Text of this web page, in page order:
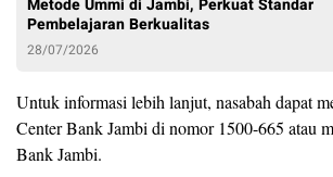
Metode Ummi di Jambi, Perkuat Standar
Pembelajaran Berkualitas
28/07/2026
Untuk informasi lebih lanjut, nasabah dapat
Center Bank Jambi di nomor 1500-665 atau
Bank Jambi.